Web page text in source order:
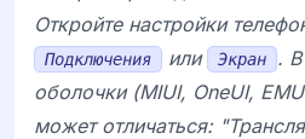
Откройте настройки
Подключения или Экран
. В
оболочки (MIUI, OneUI,
может отличаться: